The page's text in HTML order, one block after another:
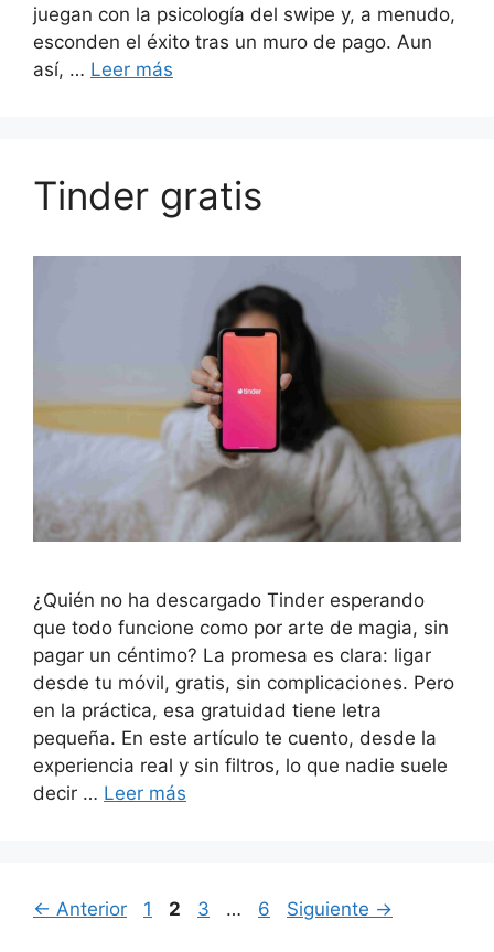
juegan con la psicología del swipe y, a menudo,
esconden el éxito tras un muro de pago. Aun
así, … Leer más
Tinder gratis
¿Quién no ha descargado Tinder esperando
que todo funcione como por arte de magia, sin
pagar un céntimo? La promesa es clara: ligar
desde tu móvil, gratis, sin complicaciones. Pero
en la práctica, esa gratuidad tiene letra
pequeña. En este artículo te cuento, desde la
experiencia real y sin filtros, lo que nadie suele
decir … Leer más
← Anterior Página
1 Página
2 Página
3 … Página
6 Siguiente →